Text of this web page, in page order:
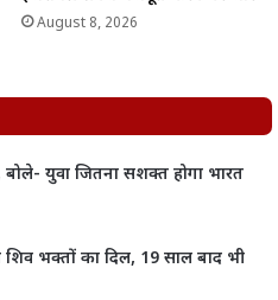
August 8, 2026
युवा जितना सशक्त होगा भारत
भक्तों का दिल, 19 साल बाद भी